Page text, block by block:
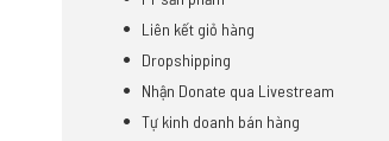
Liên kết giỏ hàng
Dropshipping
Nhận Donate qua Livestream
Tự kinh doanh bán hàng